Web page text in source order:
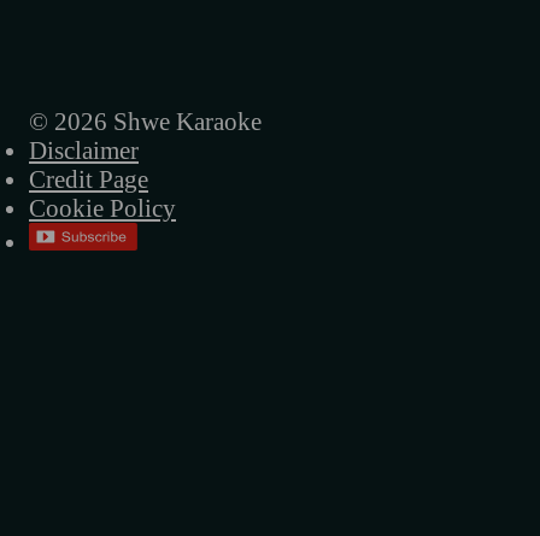
© 2026 Shwe Karaoke
Disclaimer
Credit Page
Cookie Policy